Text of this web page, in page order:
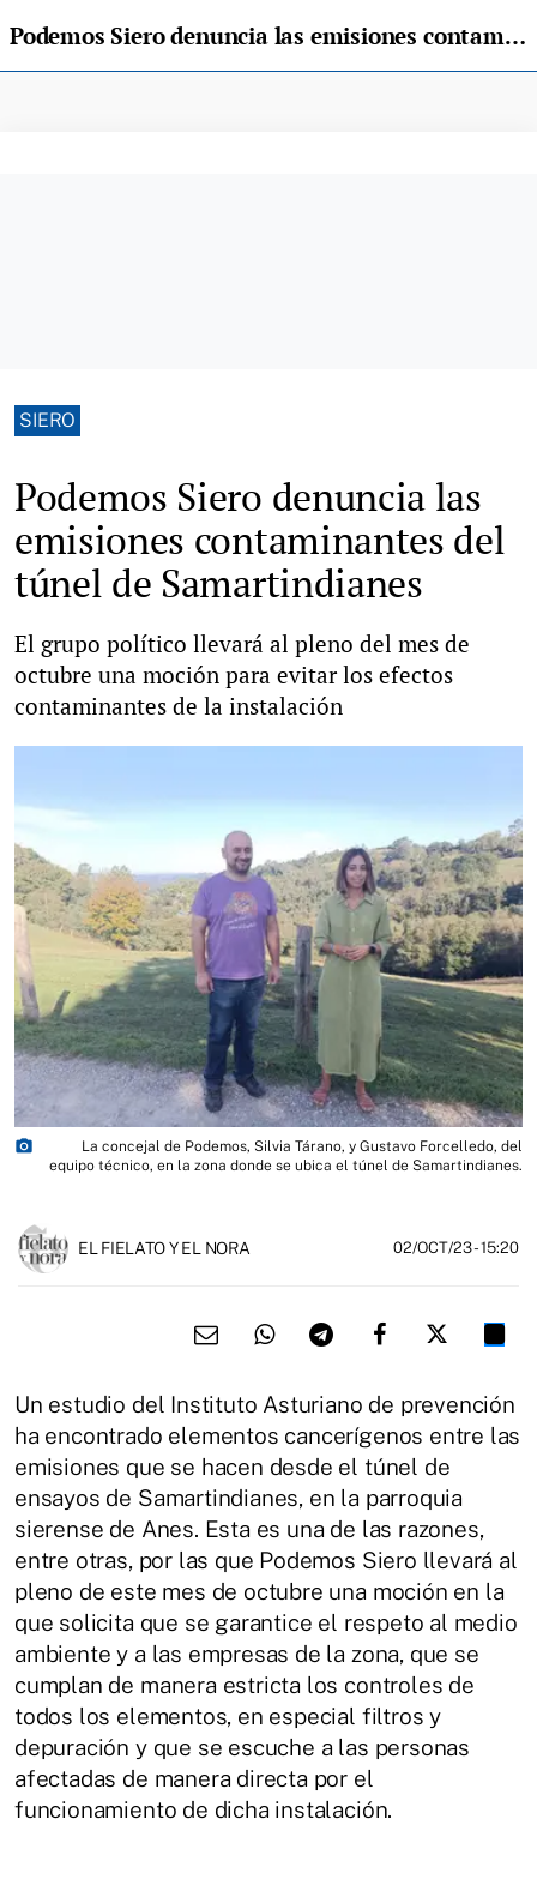
Podemos Siero denuncia las emisiones contaminantes del túnel de Samartindianes
SIERO
Podemos Siero denuncia las
emisiones contaminantes del
túnel de Samartindianes
El grupo político llevará al pleno del mes de
octubre una moción para evitar los efectos
contaminantes de la instalación
photo_camera
La concejal de Podemos, Silvia Tárano, y Gustavo Forcelledo, del
equipo técnico, en la zona donde se ubica el túnel de Samartindianes.
EL FIELATO Y EL NORA 02/OCT/23- 15:20
Un estudio del Instituto Asturiano de prevención
ha encontrado elementos cancerígenos entre las
emisiones que se hacen desde el túnel de
ensayos de Samartindianes, en la parroquia
sierense de Anes. Esta es una de las razones,
entre otras, por las que Podemos Siero llevará al
pleno de este mes de octubre una moción en la
que solicita que se garantice el respeto al medio
ambiente y a las empresas de la zona, que se
cumplan de manera estricta los controles de
todos los elementos, en especial filtros y
depuración y que se escuche a las personas
afectadas de manera directa por el
funcionamiento de dicha instalación.